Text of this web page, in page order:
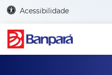
Acessibilidade